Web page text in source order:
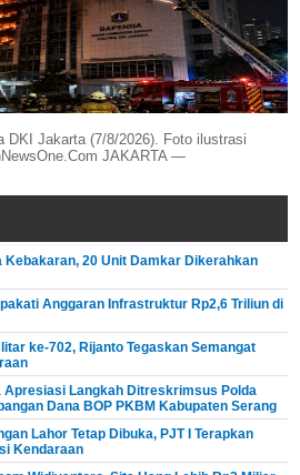
DKI Jakarta (7/8/2026). Foto ilustrasi
JAKARTA —
Kebakaran, 20 Unit Damkar Dikerahkan
Anggaran Infrastruktur Rp2,6 Triliun di
ke-702, Rijanto Tegaskan Semangat
Apresiasi Langkah Ditreskrimsus Polda
Dana BOP PKBM Kabupaten Serang
Lahor Tetap Dibuka, PJT I Terapkan
Kendaraan